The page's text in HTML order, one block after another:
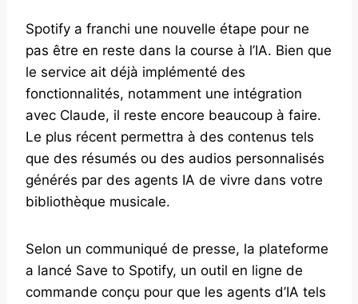
Spotify a franchi une nouvelle étape pour ne
pas être en reste dans la course à l’IA. Bien que
le service ait déjà implémenté des
fonctionnalités, notamment une intégration
avec Claude, il reste encore beaucoup à faire.
Le plus récent permettra à des contenus tels
que des résumés ou des audios personnalisés
générés par des agents IA de vivre dans votre
bibliothèque musicale.
Selon un communiqué de presse, la plateforme
a lancé Save to Spotify, un outil en ligne de
commande conçu pour que les agents d’IA tels